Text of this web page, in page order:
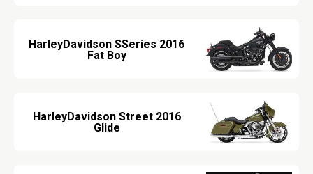
2016 HarleyDavidson SSeries
Fat Boy
2016 HarleyDavidson Street
Glide